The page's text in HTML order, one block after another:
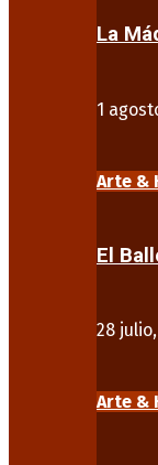
La
1
Arte &
El
28
Arte &